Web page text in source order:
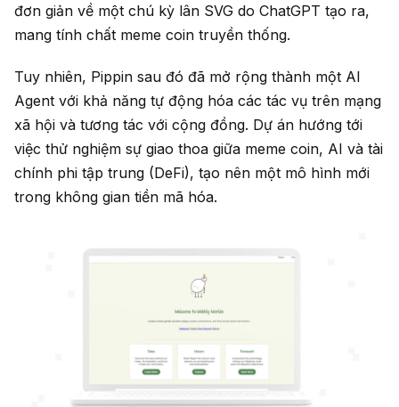
đơn giản về một chú kỳ lân SVG do ChatGPT tạo ra,
mang tính chất meme coin truyền thống.
Tuy nhiên, Pippin sau đó đã mở rộng thành một AI
Agent với khả năng tự động hóa các tác vụ trên mạng
xã hội và tương tác với cộng đồng. Dự án hướng tới
việc thử nghiệm sự giao thoa giữa meme coin, AI và tài
chính phi tập trung (DeFi), tạo nên một mô hình mới
trong không gian tiền mã hóa.